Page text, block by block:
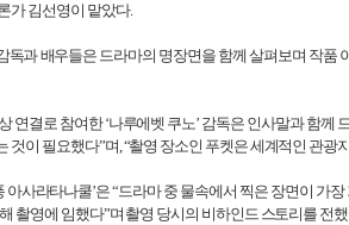
가 김선영이 맡았다.
독과 배우들은 드라마의 명장면을 함께 살펴보며 작
연결로 참여한 ‘나루에벳 쿠노’ 감독은 인사말과 함께
것이 필요했다”며,“촬영 장소인 푸켓은 세계적인 관광
아사라타나쿨’은 “드라마 중 물속에서 찍은 장면이 가
촬영에 임했다”며 촬영 당시의 비하인드 스토리를 전